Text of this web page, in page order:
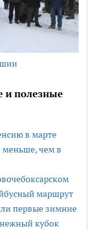
и полезные
в марте
чем в
маршрут
первые зимние
кубок